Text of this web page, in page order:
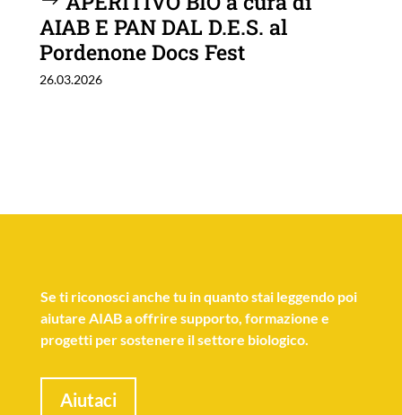
AIAB E PAN DAL D.E.S. al
Pordenone Docs Fest
26.03.2026
Se ti riconosci anche tu in quanto stai leggendo poi
aiutare AIAB a offrire supporto, formazione e
progetti per sostenere il settore biologico.
Aiutaci